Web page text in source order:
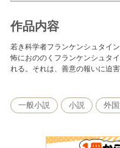
作品内容
若き科学者フランケンシュタイ
怖におののくフランケンシュタ
れる。それは、善意の報いに迫
一般小説 小説 外